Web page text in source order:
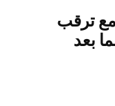
ترقب
بعد